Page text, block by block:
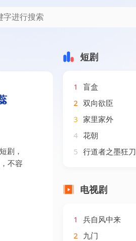
60集）宋江＆高蕊
剧，
不容
短剧
1
盲盒
2 双向欲臣
3 家里家外
4 花朝
5 行道者之墨狂刀
电视剧
1
兵自风中来
2 九门